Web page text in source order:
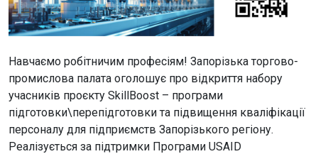
Навчаємо робітничим професіям! Запорізька торгово-
промислова палата оголошує про відкриття набору
учасників проєкту SkillBoost – програми
підготовки\перепідготовки та підвищення кваліфікації
персоналу для підприємств Запорізького регіону.
Реалізується за підтримки Програми USAID